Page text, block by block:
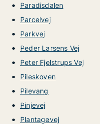
Paradisdalen
Parcelvej
Parkvej
Peder Larsens Vej
Peter Fjelstrups Vej
Pileskoven
Pilevang
Pinjevej
Plantagevej